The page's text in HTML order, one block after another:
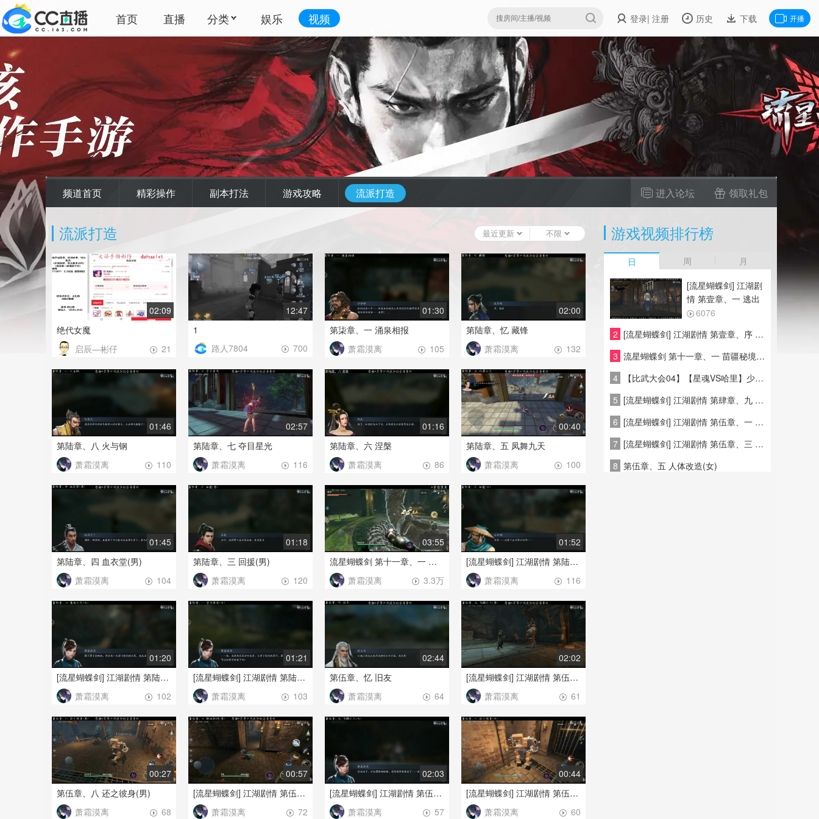
首页 直播 分类 娱乐 视频 登录| 注册 历史 下载 开播
频道首页 精彩操作 副本打法 游戏攻略 流派打造 领取礼包
进入论坛
流派打造 最近更新 不限
02:09
绝代女魔
21
启辰—彬仔
12:47
1
700
路人7804
01:30
第柒章、一 涌泉相报
105
萧霜漠离
02:00
第陆章、忆 藏锋
132
萧霜漠离
01:46
第陆章、八 火与钢
110
萧霜漠离
02:57
第陆章、七 夺目星光
116
萧霜漠离
01:16
第陆章、六 涅槃
86
萧霜漠离
00:40
第陆章、五 凤舞九天
100
萧霜漠离
01:45
第陆章、四 血衣堂(男)
104
萧霜漠离
01:18
第陆章、三 回援(男)
120
萧霜漠离
03:55
流星蝴蝶剑 第十一章、一 苗疆秘境 蟒神攻略
3.3万
萧霜漠离
01:52
[流星蝴蝶剑] 江湖剧情 第陆章、三 回援(女)
116
萧霜漠离
01:20
[流星蝴蝶剑] 江湖剧情 第陆章、二 意料之外(女)
102
萧霜漠离
01:21
[流星蝴蝶剑] 江湖剧情 第陆章、一 雪中送炭(女)
103
萧霜漠离
02:44
第伍章、忆 旧友
64
萧霜漠离
02:02
[流星蝴蝶剑] 江湖剧情 第伍章、九 飞鹏之爪(男)
61
萧霜漠离
00:27
第伍章、八 还之彼身(男)
68
萧霜漠离
00:57
[流星蝴蝶剑] 江湖剧情 第伍章、七 就地取材(男)
72
萧霜漠离
02:03
[流星蝴蝶剑] 江湖剧情 第伍章、九 飞鹏之爪(女)
57
萧霜漠离
00:44
[流星蝴蝶剑] 江湖剧情 第伍章、八 还之彼身(女)
60
萧霜漠离
游戏视频排行榜
日 周 月
1
[流星蝴蝶剑] 江湖剧
情 第壹章、一 逃出
生天6076
2 [流星蝴蝶剑] 江湖剧情 第壹章、序 飞鹏堡事件
3 流星蝴蝶剑 第十一章、一 苗疆秘境 蟒神攻略
4
【比武大会04】【星魂VS哈里】少林七十二绝技龙爪手！如今再现江湖-三百X米兔兔|竞技解说
5 [流星蝴蝶剑] 江湖剧情 第肆章、九 飞鹏之眼(女)
6 [流星蝴蝶剑] 江湖剧情 第伍章、一 故地重游
7 [流星蝴蝶剑] 江湖剧情 第伍章、三 地底深处
8 第伍章、五 人体改造(女)